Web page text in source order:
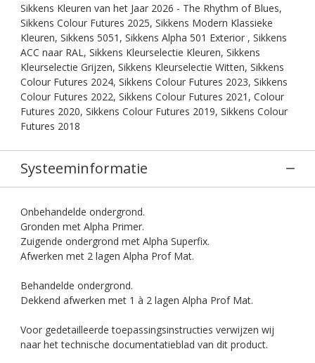
Sikkens Kleuren van het Jaar 2026 - The Rhythm of Blues,
Sikkens Colour Futures 2025, Sikkens Modern Klassieke
Kleuren, Sikkens 5051, Sikkens Alpha 501 Exterior , Sikkens
ACC naar RAL, Sikkens Kleurselectie Kleuren, Sikkens
Kleurselectie Grijzen, Sikkens Kleurselectie Witten, Sikkens
Colour Futures 2024, Sikkens Colour Futures 2023, Sikkens
Colour Futures 2022, Sikkens Colour Futures 2021, Colour
Futures 2020, Sikkens Colour Futures 2019, Sikkens Colour
Futures 2018
Systeeminformatie
Onbehandelde ondergrond.
Gronden met Alpha Primer.
Zuigende ondergrond met Alpha Superfix.
Afwerken met 2 lagen Alpha Prof Mat.
Behandelde ondergrond.
Dekkend afwerken met 1 à 2 lagen Alpha Prof Mat.
Voor gedetailleerde toepassingsinstructies verwijzen wij
naar het technische documentatieblad van dit product.